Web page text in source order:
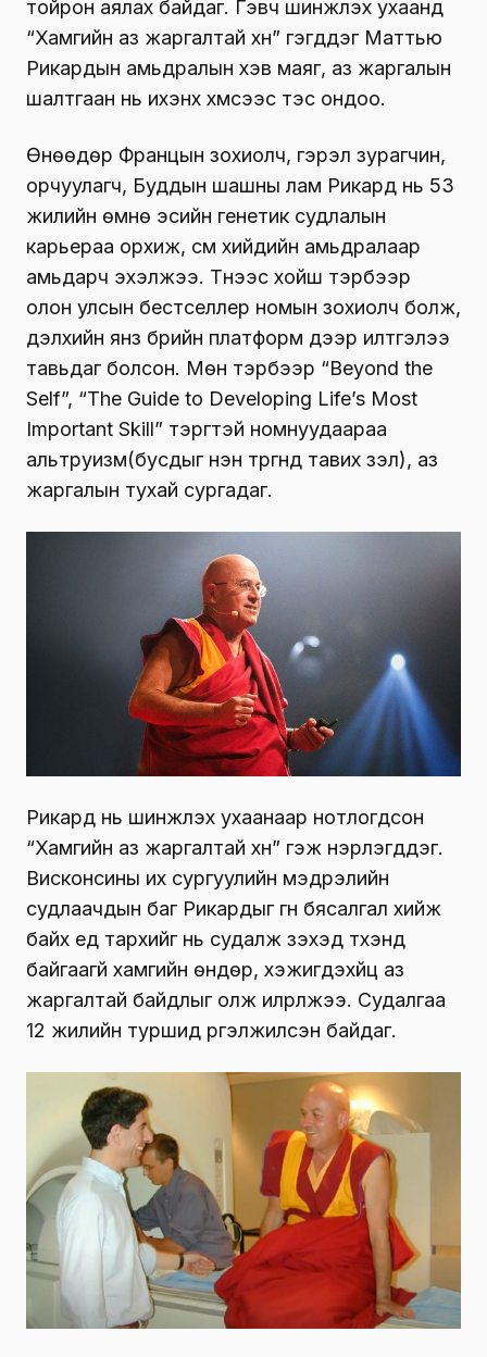
тойрон аялах байдаг. Гэвч шинжлэх ухаанд
“Хамгийн аз жаргалтай хүн” гэгддэг Маттью
Рикардын амьдралын хэв маяг, аз жаргалын
шалтгаан нь ихэнх хүмүүсээс тэс ондоо.
Өнөөдөр Францын зохиолч, гэрэл зурагчин,
орчуулагч, Буддын шашны лам Рикард нь 53
жилийн өмнө эсийн генетик судлалын
карьераа орхиж, сүм хийдийн амьдралаар
амьдарч эхэлжээ. Түүнээс хойш тэрбээр
олон улсын бестселлер номын зохиолч болж,
дэлхийн янз бүрийн платформ дээр илтгэлээ
тавьдаг болсон. Мөн тэрбээр “Beyond the
Self”, “The Guide to Developing Life’s Most
Important Skill” тэргүүтэй номнуудаараа
альтруизм(бусдыг нэн түргүүнд тавих үзэл), аз
жаргалын тухай сургадаг.
Рикард нь шинжлэх ухаанаар нотлогдсон
“Хамгийн аз жаргалтай хүн” гэж нэрлэгддэг.
Висконсины их сургуулийн мэдрэлийн
судлаачдын баг Рикардыг гүн бясалгал хийж
байх үед тархийг нь судалж үзэхэд түүхэнд
байгаагүй хамгийн өндөр, хэжигдэхүйц аз
жаргалтай байдлыг олж илрүүлжээ. Судалгаа
12 жилийн туршид үргэлжилсэн байдаг.